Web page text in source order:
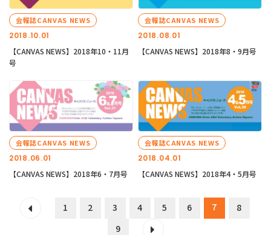
2018.10.01
会報誌CANVAS NEWS
【CANVAS NEWS】2018年10・11月
号
2018.08.01
会報誌CANVAS NEWS
【CANVAS NEWS】2018年8・9月号
2018.06.01
会報誌CANVAS NEWS
【CANVAS NEWS】2018年6・7月号
2018.04.01
会報誌CANVAS NEWS
【CANVAS NEWS】2018年4・5月号
1 2 3 4 5 6 7
8
9